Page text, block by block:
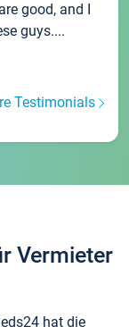
good, and I
guys....
Testimonials
Vermieter
hat die